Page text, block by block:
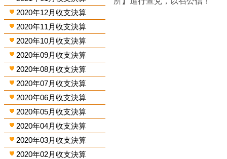
2020年12月收支決算
2020年11月收支決算
2020年10月收支決算
2020年09月收支決算
2020年08月收支決算
2020年07月收支決算
2020年06月收支決算
2020年05月收支決算
2020年04月收支決算
2020年03月收支決算
2020年02月收支決算